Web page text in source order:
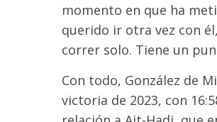
momento en que ha
querido ir otra vez con
correr solo. Tiene un
Con todo, González de
victoria de 2023, con